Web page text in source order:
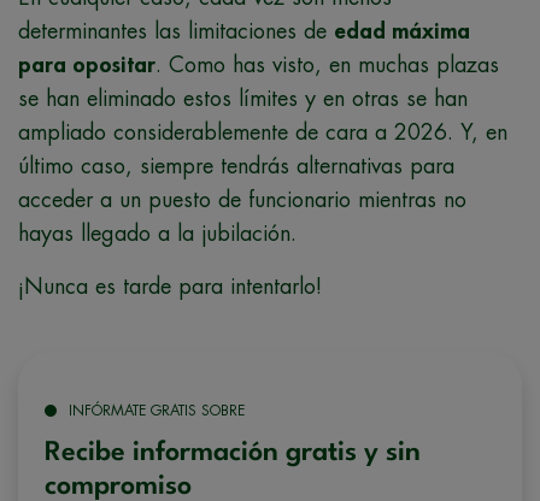
determinantes las limitaciones de edad máxima
para opositar. Como has visto, en muchas plazas
se han eliminado estos límites y en otras se han
ampliado considerablemente de cara a 2026. Y, en
último caso, siempre tendrás alternativas para
acceder a un puesto de funcionario mientras no
hayas llegado a la jubilación.
¡Nunca es tarde para intentarlo!
INFÓRMATE GRATIS SOBRE
Recibe información gratis y sin
compromiso